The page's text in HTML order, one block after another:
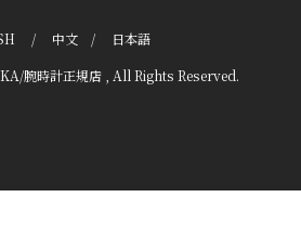
/ 中文 / 日本語
腕時計正規店 , All Rights Reserved.